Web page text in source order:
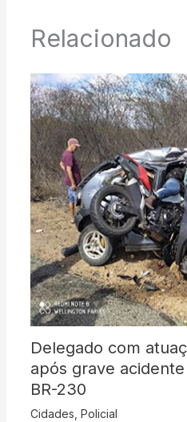
Relacionado
Delegado com
após grave
BR-230
Cidades Policial